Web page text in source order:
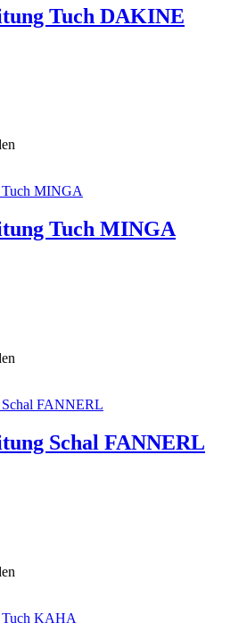
Tuch DAKINE
Tuch MINGA
Schal FANNERL